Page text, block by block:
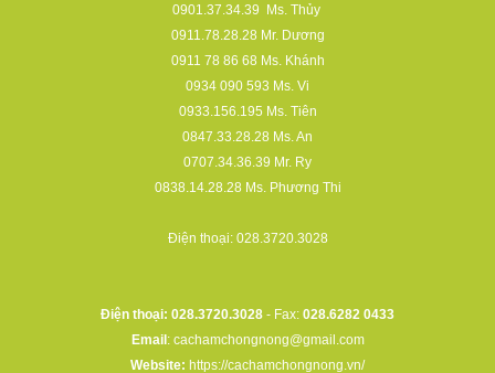
0901.37.34.39
Ms. Thủy
0911.78.28.28 Mr. Dương
0911 78 86 68 Ms. Khánh
0934 090 593 Ms. Vi
0933.156.195 Ms. Tiên
0847.33.28.28 Ms. An
0707.34.36.39 Mr. Ry
0838.14.28.28 Ms. Phương Thi
Điện thoại: 028.3720.3028
Điện thoại: 028.3720.3028 - Fax: 028.6282 0433
Email : cachamchongnong@gmail.com
Website: https://cachamchongnong.vn/